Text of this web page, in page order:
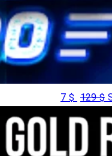
$
129
قیمت
اصلی
بود.
$
7 قیمت
فعلی
است.